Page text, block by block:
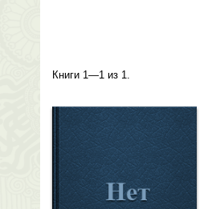
Книги 1—1 из 1.